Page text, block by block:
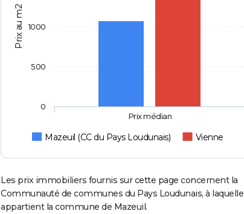
Prix au m2
Mazeuil (CC du Pays Loudunais) Vienne
Prix médian
0
500
1000
Les prix immobiliers fournis sur cette page concernent la
Communauté de communes du Pays Loudunais, à laquelle
appartient la commune de Mazeuil.